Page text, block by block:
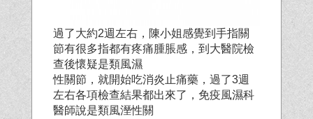
過了大約2週左右，陳小姐感覺到手指關
節有很多指都有疼痛腫脹感，到大醫院檢
查後懷疑是類風濕
性關節，就開始吃消炎止痛藥，過了3週
左右各項檢查結果都出來了，免疫風濕科
醫師說是類風溼性關